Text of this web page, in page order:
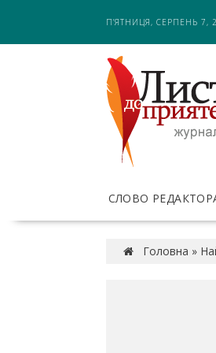
i
П’ЯТНИЦЯ, СЕРПЕНЬ 7,
СЛОВО
Головна »